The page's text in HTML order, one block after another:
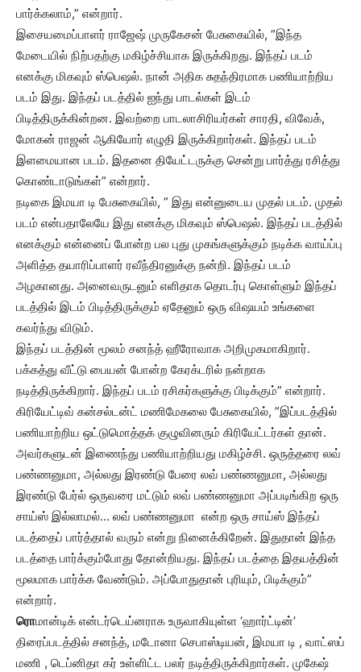
பார்க்கலாம்,” என்றார்.
இசையமைப்பாளர் ராஜேஷ் முருகேசன் பேசுகையில், ”இந்த
மேடையில் நிற்பதற்கு மகிழ்ச்சியாக இருக்கிறது.‌ இந்தப் படம்
எனக்கு மிகவும் ஸ்பெஷல். நான் அதிக சுதந்திரமாக பணியாற்றிய
படம் இது. இந்தப் படத்தில் ஐந்து பாடல்கள் இடம்
பிடித்திருக்கின்றன. இவற்றை பாடலாசிரியர்கள் சாரதி, விவேக்,
மோகன் ராஜன் ஆகியோர் எழுதி இருக்கிறார்கள். இந்தப் படம்
இளமையான படம். இதனை தியேட்டருக்கு சென்று பார்த்து ரசித்து
கொண்டாடுங்கள்” என்றார்.
நடிகை இமயா டி பேசுகையில், ” இது என்னுடைய முதல் படம். முதல்
படம் என்பதாலேயே இது எனக்கு மிகவும் ஸ்பெஷல். இந்தப் படத்தில்
எனக்கும் என்னைப் போன்ற பல புது முகங்களுக்கும் நடிக்க வாய்ப்பு
அளித்த தயாரிப்பாளர் ரவீந்திரனுக்கு நன்றி. இந்தப் படம்
அழகானது. அனைவருடனும் எளிதாக தொடர்பு கொள்ளும் இந்தப்
படத்தில் இடம் பிடித்திருக்கும் ஏதேனும் ஒரு விஷயம் உங்களை
கவர்ந்து விடும்.
இந்தப் படத்தின் மூலம் சனந்த் ஹீரோவாக அறிமுகமாகிறார்.
பக்கத்து வீட்டு பையன் போன்ற கேரக்டரில் நன்றாக
நடித்திருக்கிறார். இந்தப் படம் ரசிகர்களுக்கு பிடிக்கும்” என்றார்.
கிரியேட்டிவ் கன்சல்டன்ட் மணிமேகலை பேசுகையில், ”இப்படத்தில்
பணியாற்றிய ஒட்டுமொத்தக் குழுவினரும் கிரியேட்டர்கள் தான்.
அவர்களுடன் இணைந்து பணியாற்றியது மகிழ்ச்சி. ஒருத்தரை லவ்
பண்ணனுமா, அல்லது இரண்டு பேரை லவ் பண்ணனுமா, அல்லது
இரண்டு பேர்ல் ஒருவரை மட்டும் லவ் பண்ணனுமா அப்படிங்கிற ஒரு
சாய்ஸ் இல்லாமல்… லவ் பண்ணனுமா என்ற ஒரு சாய்ஸ் இந்தப்
படத்தைப் பார்த்தால் வரும் என்று நினைக்கிறேன். இதுதான் இந்த
படத்தை பார்க்கும்போது தோன்றியது. இந்தப் படத்தை இதயத்தின்
மூலமாக பார்க்க வேண்டும். அப்போதுதான் புரியும், பிடிக்கும்”
என்றார்.
ரொமான்டிக் என்டர்டெய்னராக உருவாகியுள்ள ‘ஹார்ட்டின்’
திரைப்படத்தில் சனந்த், மடோனா செபாஸ்டியன், இமயா டி , வாட்ஸப்
மணி , டெப்னிதா கர் உள்ளிட்ட பலர் நடித்திருக்கிறார்கள். முகேஷ்